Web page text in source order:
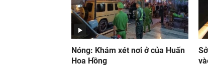
Nóng: Khám xét nơi ở của Huấn
Hoa Hồng